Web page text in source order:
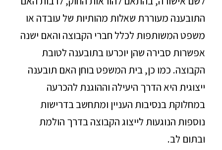
התובענה מעוררת שאלות מהותיות של עובדה או
משפט המשותפות לכלל חברי הקבוצה והאם ישנה
אפשרות סבירה שהן יוכרעו בתובענה לטובת
הקבוצה. כמו כן, בית המשפט בוחן האם תובענה
ייצוגית היא הדרך היעילה וההוגנת להכרעה
במחלוקת בנסיבות העניין ומתחשב בדרישות
נוספות הנוגעות לייצוג הקבוצה בדרך הולמת
ובתום לב.